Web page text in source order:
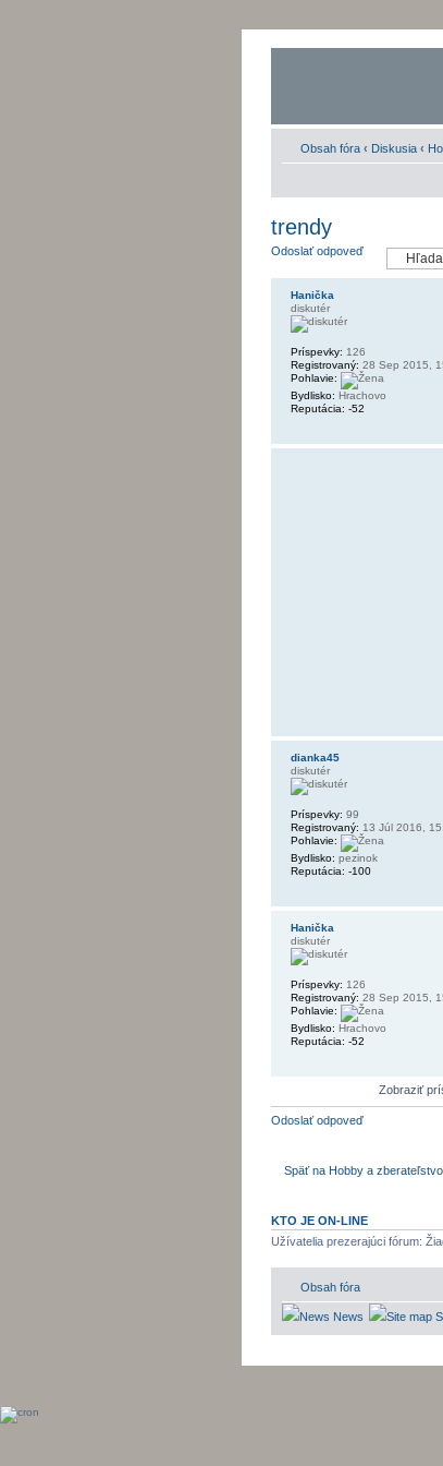
Obsah fóra ‹ Diskusia ‹
trendy
Odoslať odpoveď
Hanička
diskutér
Príspevky: 126
Registrovaný: 28 Sep 2015,
Pohlavie:
Bydlisko: Hrachovo
Reputácia: -52
dianka45
diskutér
Príspevky: 99
Registrovaný: 13 Júl 2016,
Pohlavie:
Bydlisko: pezinok
Reputácia: -100
Hanička
diskutér
Príspevky: 126
Registrovaný: 28 Sep 2015,
Pohlavie:
Bydlisko: Hrachovo
Reputácia: -52
Zobraziť
Odoslať odpoveď
Späť na Hobby a zberateľstvo
KTO JE ON-LINE
Užívatelia prezerajúci fórum:
Obsah fóra
News